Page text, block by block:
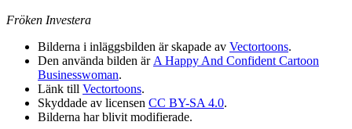
Fröken Investera
Bilderna i inläggsbilden är skapade av Vectortoons.
Den använda bilden är A Happy And Confident Cartoon
Businesswoman.
Länk till Vectortoons.
Skyddade av licensen CC BY-SA 4.0.
Bilderna har blivit modifierade.